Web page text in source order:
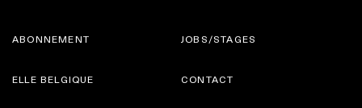
ABONNEMENT
ELLE BELGIQUE
JOBS/STAGES
CONTACT